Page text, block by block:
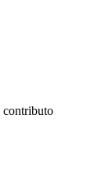
contributo